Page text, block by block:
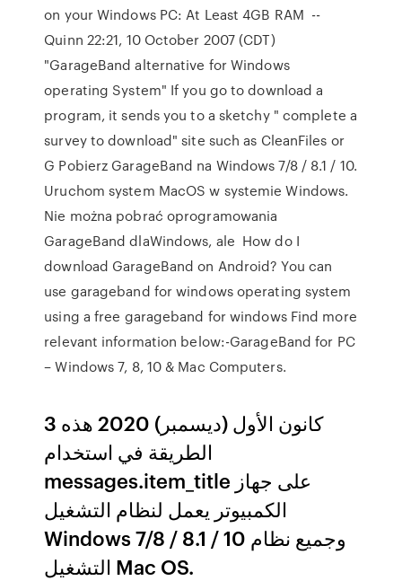
on your Windows PC: At Least 4GB RAM --
Quinn 22:21, 10 October 2007 (CDT)
"GarageBand alternative for Windows
operating System" If you go to download a
program, it sends you to a sketchy " complete a
survey to download" site such as CleanFiles or
G Pobierz GarageBand na Windows 7/8 / 8.1 / 10.
Uruchom system MacOS w systemie Windows.
Nie można pobrać oprogramowania
GarageBand dlaWindows, ale How do I
download GarageBand on Android? You can
use garageband for windows operating system
using a free garageband for windows Find more
relevant information below:-GarageBand for PC
– Windows 7, 8, 10 & Mac Computers.
3 كانون الأول (ديسمبر) 2020 هذه
الطريقة في استخدام
messages.item_title على جهاز
الكمبيوتر يعمل لنظام التشغيل
Windows 7/8 / 8.1 / 10 وجميع نظام
التشغيل Mac OS.